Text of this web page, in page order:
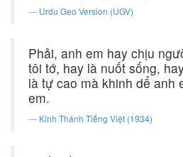
Urdu Geo Version (UGV)
Phải, anh em hay chịu
tôi tớ, hay là nuốt sống,
là tự cao mà khinh dể anh
em.
Kinh Thánh Tiếng Việt (1934)